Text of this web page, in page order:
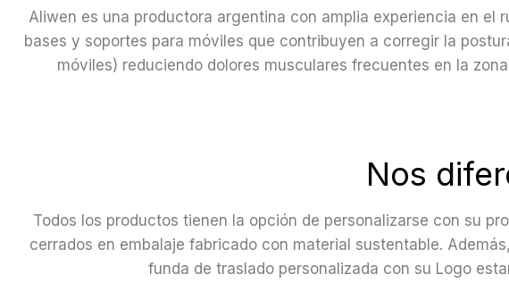
Aliwen es una productora argentina con amplia experiencia en el
bases y soportes para móviles que contribuyen a corregir la
móviles) reduciendo dolores musculares frecuentes en la
Nos
Todos los productos tienen la opción de personalizarse con su
cerrados en embalaje fabricado con material sustentable.
funda de traslado personalizada con su Logo